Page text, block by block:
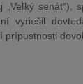
„Veľký
vyriešil
prípustnosti